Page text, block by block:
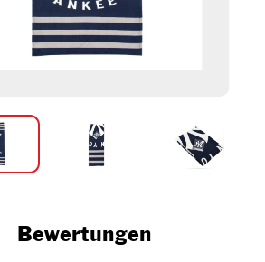
Bewertungen